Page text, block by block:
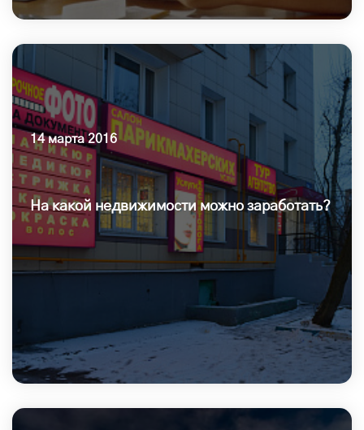
14 марта 2016
На какой недвижимости можно заработать?